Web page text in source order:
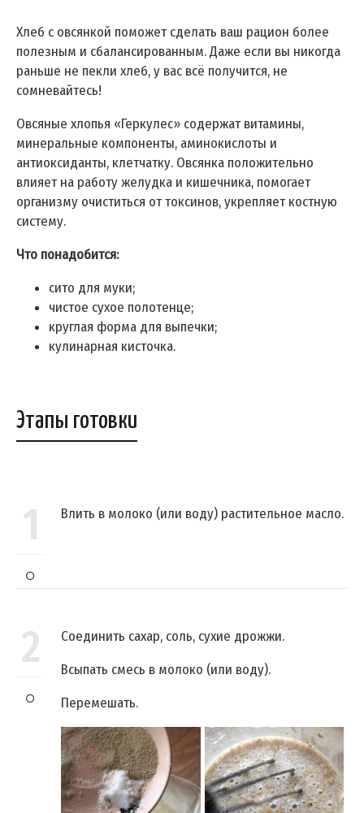
Хлеб с овсянкой поможет сделать ваш рацион более
полезным и сбалансированным. Даже если вы никогда
раньше не пекли хлеб, у вас всё получится, не
сомневайтесь!
Овсяные хлопья «Геркулес» содержат витамины,
минеральные компоненты, аминокислоты и
антиоксиданты, клетчатку. Овсянка положительно
влияет на работу желудка и кишечника, помогает
организму очиститься от токсинов, укрепляет костную
систему.
Что понадобится:
сито для муки;
чистое сухое полотенце;
круглая форма для выпечки;
кулинарная кисточка.
Этапы готовки
1 Влить в молоко (или воду) растительное масло.
2
Соединить сахар, соль, сухие дрожжи.
Всыпать смесь в молоко (или воду).
Перемешать.